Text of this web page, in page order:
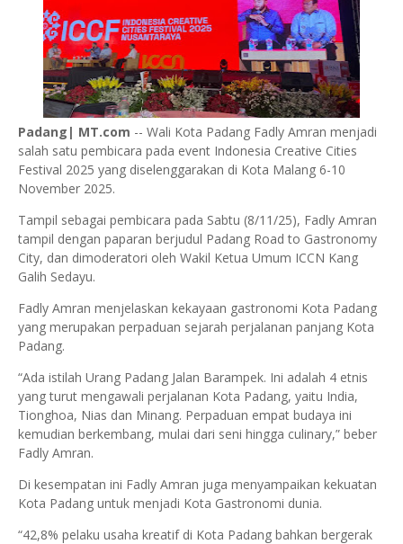
Padang| MT.com -- Wali Kota Padang Fadly Amran menjadi
salah satu pembicara pada event Indonesia Creative Cities
Festival 2025 yang diselenggarakan di Kota Malang 6-10
November 2025.
Tampil sebagai pembicara pada Sabtu (8/11/25), Fadly Amran
tampil dengan paparan berjudul Padang Road to Gastronomy
City, dan dimoderatori oleh Wakil Ketua Umum ICCN Kang
Galih Sedayu.
Fadly Amran menjelaskan kekayaan gastronomi Kota Padang
yang merupakan perpaduan sejarah perjalanan panjang Kota
Padang.
“Ada istilah Urang Padang Jalan Barampek. Ini adalah 4 etnis
yang turut mengawali perjalanan Kota Padang, yaitu India,
Tionghoa, Nias dan Minang. Perpaduan empat budaya ini
kemudian berkembang, mulai dari seni hingga culinary,” beber
Fadly Amran.
Di kesempatan ini Fadly Amran juga menyampaikan kekuatan
Kota Padang untuk menjadi Kota Gastronomi dunia.
“42,8% pelaku usaha kreatif di Kota Padang bahkan bergerak